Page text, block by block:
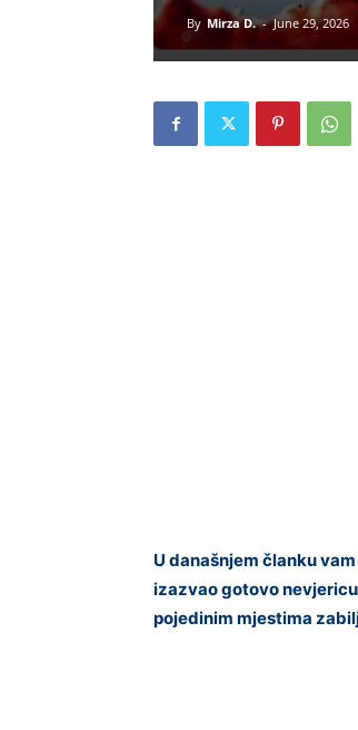
By Mirza D. - June 29, 2026
U današnjem članku
izazvao gotovo
pojedinim mjestima